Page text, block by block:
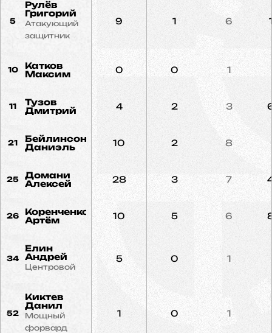
5
Рулёв
Григорий
Атакующий
защитник
9 1 6
10
Катков
Максим
0 0 1
11
Тузов
Дмитрий
4 2 3
21
Бейлинсон
Даниэль
10 2 8
25
Домани
Алексей
28 3 7
26
Коренченко
Артём
10 5 6
34
Елин
Андрей
Центровой
5 0 1
52
Киктев
Данил
Мощный
форвард
1 0 1